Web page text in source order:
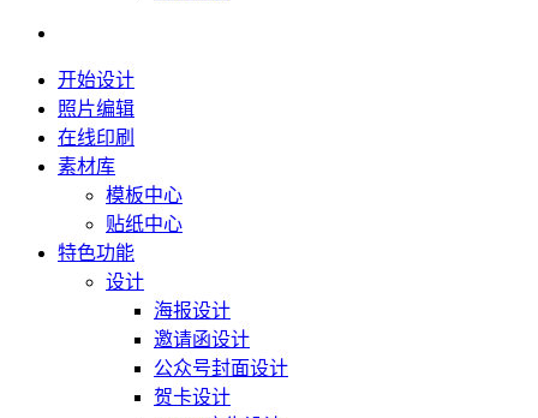
开始设计
照片编辑
在线印刷
素材库
模板中心
贴纸中心
特色功能
设计
海报设计
邀请函设计
公众号封面设计
贺卡设计